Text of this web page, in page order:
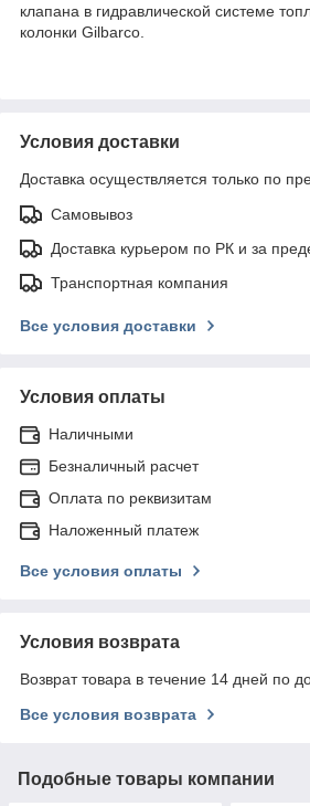
клапана в гидравлической системе
колонки Gilbarco.
Условия доставки
Доставка осуществляется только по
Самовывоз
Доставка курьером по РК и за
Транспортная компания
Все условия доставки
Условия оплаты
Наличными
Безналичный расчет
Оплата по реквизитам
Наложенный платеж
Все условия оплаты
Условия возврата
Возврат товара в течение 14 дней по
Все условия возврата
Подобные товары компании